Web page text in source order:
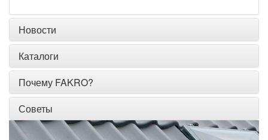
Новости
Каталоги
Почему FAKRO?
Советы